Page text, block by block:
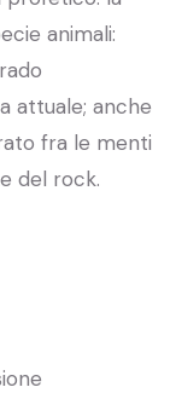
animali:
attuale; anche
fra le menti
del rock.